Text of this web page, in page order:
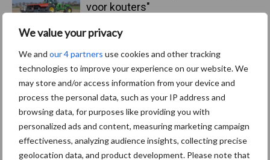
We value your privacy
We and our 4 partners use cookies and other tracking
technologies to improve your experience on our website. We
may store and/or access information from your device and
process the personal data, such as your IP address and
browsing data, for purposes like providing you with
personalized ads and content, measuring marketing campaign
effectiveness, analyzing audience insights, collecting precise
geolocation data, and product development. Please note that
voor kouters"
5 aug
Albourgh Tyres breidt uit naar
nieuwe marktsegmenten
Caterpillar breidt gamma
elektrische bulldozers uit